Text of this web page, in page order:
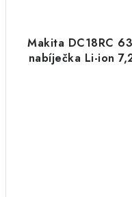
Makita DC18RC
nabíječka Li-ion